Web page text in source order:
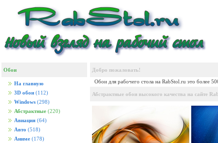
Обои
На главную
3D обои (112)
Windows (298)
Абстрактные (220)
Авиация (64)
Авто (518)
Аниме (178)
Добро пожаловать!
Обои для рабочего стола на RabStol.ru это более
Абстрактные обои высокого качества на сайте